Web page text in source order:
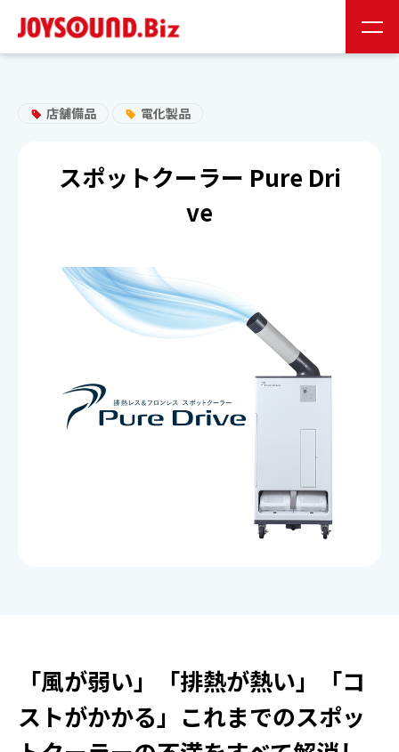
0120-141-224
24時間受付
JOYSOUNDの特長
ご契約までの流れ
店舗備品 電化製品
スポットクーラー Pure Dri
ve
「風が弱い」「排熱が熱い」「コ
ストがかかる」これまでのスポッ